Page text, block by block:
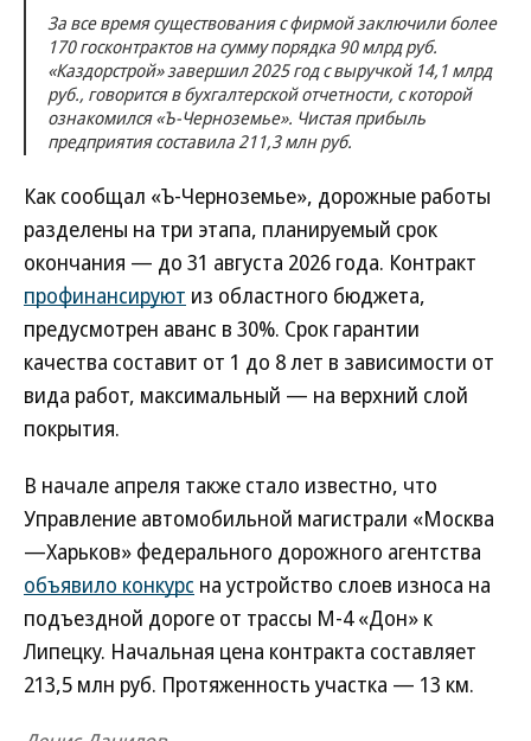
За все время существования с фирмой заключили более
170 госконтрактов на сумму порядка 90 млрд руб.
«Каздорстрой» завершил 2025 год с выручкой 14,1 млрд
руб., говорится в бухгалтерской отчетности, с которой
ознакомился «Ъ-Черноземье». Чистая прибыль
предприятия составила 211,3 млн руб.
Как сообщал «Ъ-Черноземье», дорожные работы
разделены на три этапа, планируемый срок
окончания — до 31 августа 2026 года. Контракт
профинансируют из областного бюджета,
предусмотрен аванс в 30%. Срок гарантии
качества составит от 1 до 8 лет в зависимости от
вида работ, максимальный — на верхний слой
покрытия.
В начале апреля также стало известно, что
Управление автомобильной магистрали «Москва
—Харьков» федерального дорожного агентства
объявило конкурс на устройство слоев износа на
подъездной дороге от трассы М-4 «Дон» к
Липецку. Начальная цена контракта составляет
213,5 млн руб. Протяженность участка — 13 км.